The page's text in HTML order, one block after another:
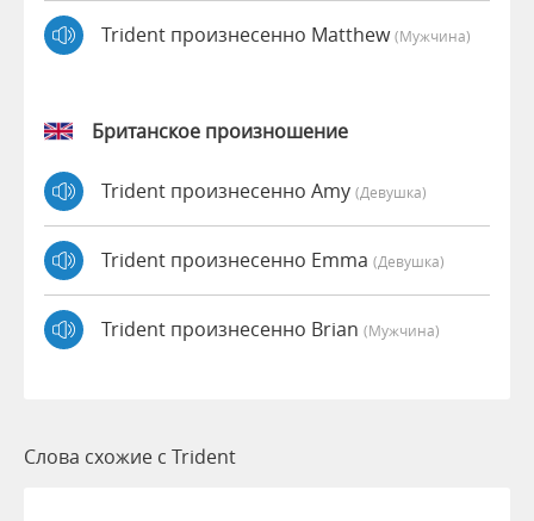
Trident произнесенно Matthew(мужчина)
Британское произношение
Trident произнесенно Amy (девушка)
Trident произнесенно Emma (девушка)
Trident произнесенно Brian (мужчина)
Слова схожие с Trident